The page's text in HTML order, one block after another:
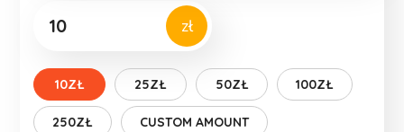
zł
10ZŁ 25ZŁ 50ZŁ 100ZŁ
250ZŁ CUSTOM AMOUNT